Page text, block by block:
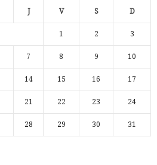
J V S D
1 2 3
7 8 9 10
14 15 16 17
21 22 23 24
28 29 30 31